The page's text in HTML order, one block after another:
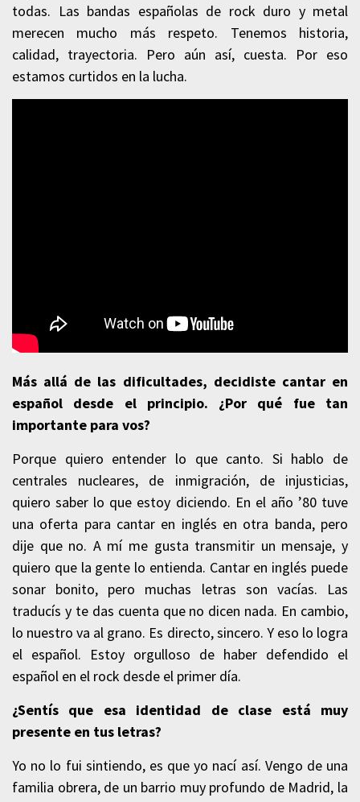
todas. Las bandas españolas de rock duro y metal
merecen mucho más respeto. Tenemos historia,
calidad, trayectoria. Pero aún así, cuesta. Por eso
estamos curtidos en la lucha.
Más allá de las dificultades, decidiste cantar en
español desde el principio. ¿Por qué fue tan
importante para vos?
Porque quiero entender lo que canto. Si hablo de
centrales nucleares, de inmigración, de injusticias,
quiero saber lo que estoy diciendo. En el año ’80 tuve
una oferta para cantar en inglés en otra banda, pero
dije que no. A mí me gusta transmitir un mensaje, y
quiero que la gente lo entienda. Cantar en inglés puede
sonar bonito, pero muchas letras son vacías. Las
traducís y te das cuenta que no dicen nada. En cambio,
lo nuestro va al grano. Es directo, sincero. Y eso lo logra
el español. Estoy orgulloso de haber defendido el
español en el rock desde el primer día.
¿Sentís que esa identidad de clase está muy
presente en tus letras?
Yo no lo fui sintiendo, es que yo nací así. Vengo de una
familia obrera, de un barrio muy profundo de Madrid, la